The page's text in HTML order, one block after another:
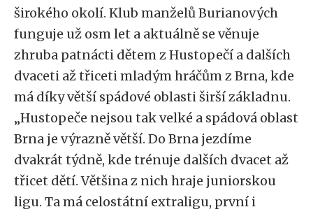
širokého okolí. Klub manželů Burianových
funguje už osm let a aktuálně se věnuje
zhruba patnácti dětem z Hustopečí a dalších
dvaceti až třiceti mladým hráčům z Brna, kde
má díky větší spádové oblasti širší základnu.
„Hustopeče nejsou tak velké a spádová oblast
Brna je výrazně větší. Do Brna jezdíme
dvakrát týdně, kde trénuje dalších dvacet až
třicet dětí. Většina z nich hraje juniorskou
ligu. Ta má celostátní extraligu, první i